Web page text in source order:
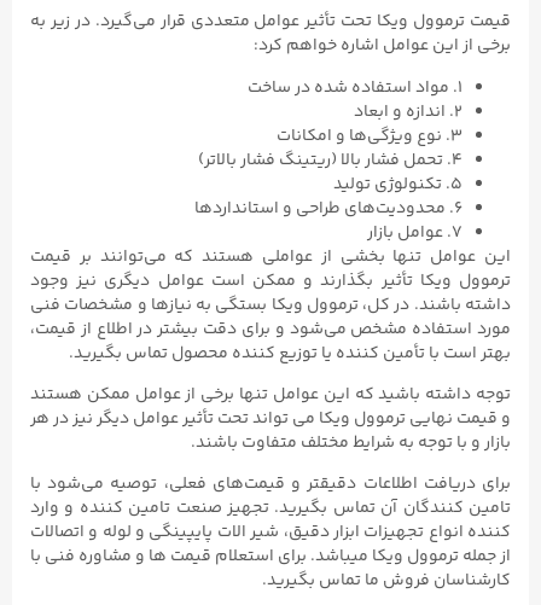
قیمت ترموول ویکا تحت تأثیر عوامل متعددی قرار می‌گیرد. در زیر به
برخی از این عوامل اشاره خواهم کرد:
۱. مواد استفاده شده در ساخت
۲. اندازه و ابعاد
۳. نوع ویژگی‌ها و امکانات
۴. تحمل فشار بالا (ریتینگ فشار بالاتر)
۵. تکنولوژی تولید
۶. محدودیت‌های طراحی و استانداردها
۷. عوامل بازار
این عوامل تنها بخشی از عواملی هستند که می‌توانند بر قیمت
ترموول ویکا تأثیر بگذارند و ممکن است عوامل دیگری نیز وجود
داشته باشند. در کل، ترموول ویکا بستگی به نیازها و مشخصات فنی
مورد استفاده مشخص می‌شود و برای دقت بیشتر در اطلاع از قیمت،
بهتر است با تأمین کننده یا توزیع کننده محصول تماس بگیرید.
توجه داشته باشید که این عوامل تنها برخی از عوامل ممکن هستند
و قیمت نهایی ترموول ویکا می تواند تحت تأثیر عوامل دیگر نیز در هر
بازار و با توجه به شرایط مختلف متفاوت باشند.
برای دریافت اطلاعات دقیقتر و قیمت‌های فعلی، توصیه می‌شود با
تامین کنندگان آن تماس بگیرید. تجهیز صنعت تامین کننده و وارد
کننده انواع تجهیزات ابزار دقیق، شیر الات پایپینگی و لوله و اتصالات
از جمله ترموول ویکا میباشد. برای استعلام قیمت ها و مشاوره فنی با
کارشناسان فروش ما تماس بگیرید.